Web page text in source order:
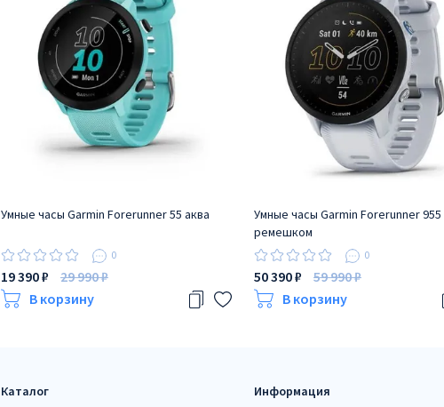
Умные часы Garmin Forerunner 55 аква
0
19 390 ₽
29 990 ₽
В корзину
Умные часы Garmin Forerunner
ремешком
0
50 390 ₽
59 990 ₽
В корзину
Каталог
Информация